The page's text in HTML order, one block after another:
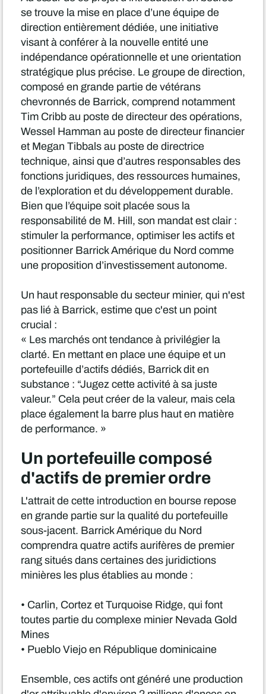
se trouve la mise en place d’une équipe de
direction entièrement dédiée, une initiative
visant à conférer à la nouvelle entité une
indépendance opérationnelle et une orientation
stratégique plus précise. Le groupe de direction,
composé en grande partie de vétérans
chevronnés de Barrick, comprend notamment
Tim Cribb au poste de directeur des opérations,
Wessel Hamman au poste de directeur financier
et Megan Tibbals au poste de directrice
technique, ainsi que d’autres responsables des
fonctions juridiques, des ressources humaines,
de l’exploration et du développement durable.
Bien que l’équipe soit placée sous la
responsabilité de M. Hill, son mandat est clair :
stimuler la performance, optimiser les actifs et
positionner Barrick Amérique du Nord comme
une proposition d’investissement autonome.
Un haut responsable du secteur minier, qui n'est
pas lié à Barrick, estime que c'est un point
crucial :
« Les marchés ont tendance à privilégier la
clarté. En mettant en place une équipe et un
portefeuille d’actifs dédiés, Barrick dit en
substance : “Jugez cette activité à sa juste
valeur.” Cela peut créer de la valeur, mais cela
place également la barre plus haut en matière
de performance. »
Un portefeuille composé
d'actifs de premier ordre
L'attrait de cette introduction en bourse repose
en grande partie sur la qualité du portefeuille
sous-jacent. Barrick Amérique du Nord
comprendra quatre actifs aurifères de premier
rang situés dans certaines des juridictions
minières les plus établies au monde :
• Carlin, Cortez et Turquoise Ridge, qui font
toutes partie du complexe minier Nevada Gold
Mines
• Pueblo Viejo en République dominicaine
Ensemble, ces actifs ont généré une production